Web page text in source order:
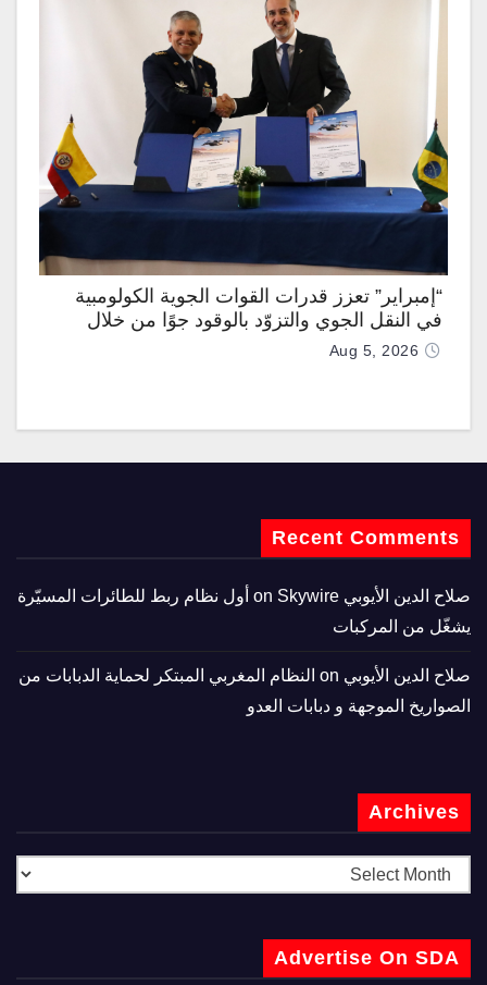
“إمبراير” تعزز قدرات القوات الجوية الكولومبية
في النقل الجوي والتزوّد بالوقود جوًا من خلال
تزويدها بطائرتي “كيه سي-390 ميلينيوم”
Aug 5, 2026
Recent Comments
صلاح الدين الأيوبي
Skywire أول نظام ربط للطائرات المسيّرة
يشغّل من المركبات
صلاح الدين الأيوبي
النظام المغربي المبتكر لحماية الدبابات من
الصواريخ الموجهة و دبابات العدو
Archives
Advertise On SDA